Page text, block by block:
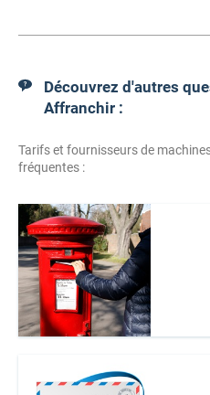
Découvrez d'autres
Affranchir :
Tarifs et fournisseurs de
fréquentes :